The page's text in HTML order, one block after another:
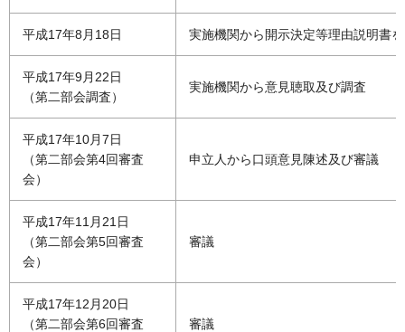
平成17年8月18日 実施機関から開示決定等理由説明書
平成17年9月22日
（第二部会調査）
実施機関から意見聴取及び調査
平成17年10月7日
（第二部会第4回審査
会）
申立人から口頭意見陳述及び審議
平成17年11月21日
（第二部会第5回審査
会）
審議
平成17年12月20日
（第二部会第6回審査
審議